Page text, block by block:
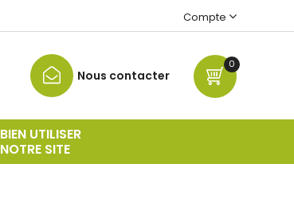
Compte
0
Nous contacter
BIEN UTILISER
NOTRE SITE